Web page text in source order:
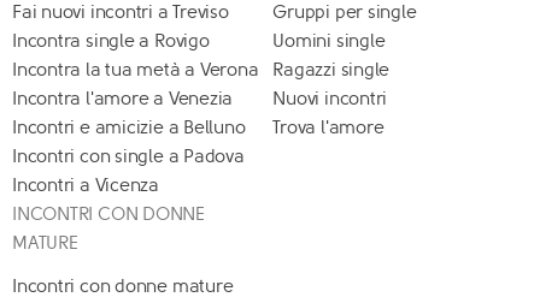
Fai nuovi incontri a Treviso
Incontra single a Rovigo
Incontra la tua metà a Verona
Incontra l'amore a Venezia
Incontri e amicizie a Belluno
Incontri con single a Padova
Incontri a Vicenza
Gruppi per single
Uomini single
Ragazzi single
Nuovi incontri
Trova l'amore
INCONTRI CON DONNE
MATURE
Incontri con donne mature